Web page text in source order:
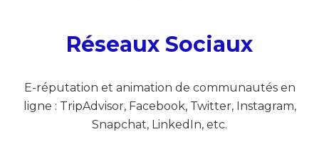
Réseaux Sociaux
E-réputation et animation de communautés en
ligne : TripAdvisor, Facebook, Twitter, Instagram,
Snapchat, LinkedIn, etc.